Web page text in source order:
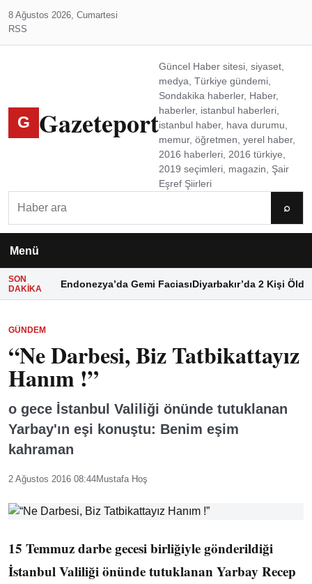
8 Ağustos 2026, Cumartesi
RSS
G Gazeteport
Güncel Haber sitesi, siyaset,
medya, Türkiye gündemi,
Sondakika haberler, Haber,
haberler, istanbul haberleri,
istanbul haber, hava durumu,
memur, öğretmen, yerel haber,
2016 haberleri, 2016 türkiye,
2019 seçimleri, magazin, Şair
Eşref Şiirleri
⌕
Menü
SON
DAKIKA
Endonezya’da Gemi FaciasıDiyarbakır’da 2 Kişi Öldü
GÜNDEM
“Ne Darbesi, Biz Tatbikattayız
Hanım !”
o gece İstanbul Valiliği önünde tutuklanan
Yarbay'ın eşi konuştu: Benim eşim
kahraman
2 Ağustos 2016 08:44Mustafa Hoş
15 Temmuz darbe gecesi birliğiyle gönderildiği
İstanbul Valiliği önünde tutuklanan Yarbay Recep